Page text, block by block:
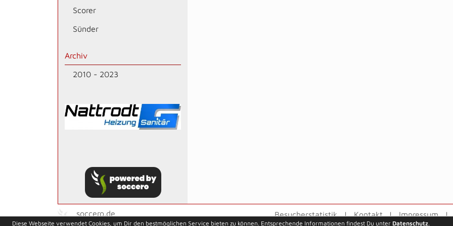
Scorer
Sünder
Archiv
2010 - 2023
soccero.de
© 2006 - 2026
Besucherstatistik Kontakt Impressum
Diese Webseite verwendet Cookies, um Dir den bestmöglichen Service bieten zu können. Entsprechende Informationen findest Du unter Datenschutz.